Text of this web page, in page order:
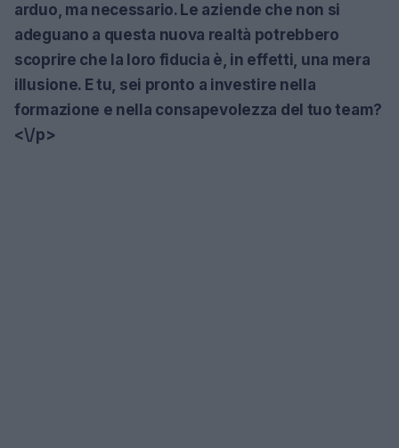
arduo, ma necessario. Le aziende che non si
adeguano a questa nuova realtà potrebbero
scoprire che la loro fiducia è, in effetti, una mera
illusione. E tu, sei pronto a investire nella
formazione e nella consapevolezza del tuo team?
<\/p>